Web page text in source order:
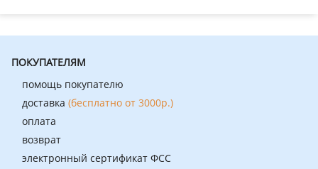
ПОКУПАТЕЛЯМ
помощь покупателю
доставка (бесплатно от 3000р.)
оплата
возврат
электронный сертификат ФСС